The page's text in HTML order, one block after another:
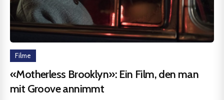
Filme
«Motherless Brooklyn»: Ein Film, den man
mit Groove annimmt